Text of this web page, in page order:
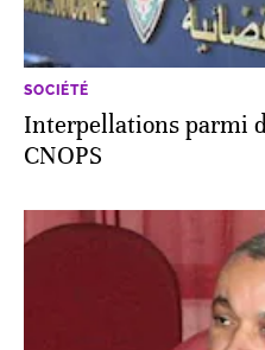
SOCIÉTÉ
Interpellations parmi
CNOPS